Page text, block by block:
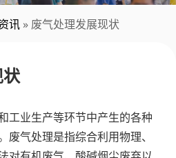
讯 » 废气处理发展现状
工业生产等环节中产生的各种
废气处理是指综合利用物理、